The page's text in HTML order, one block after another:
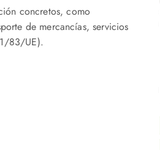
concretos, como
de mercancías, servicios
83/UE).